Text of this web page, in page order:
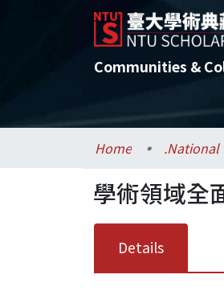
Communities &
Home
學術領域全
Details